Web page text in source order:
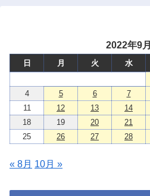
2022年9月
日 月 火 水
4
5 6 7
11
12 13 14
18
19 20 21
25
26 27 28
« 8月 10月 »